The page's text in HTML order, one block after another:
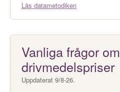
Läs datametodiken
Vanliga frågor om
drivmedelspriser
Uppdaterat 9/8-26.